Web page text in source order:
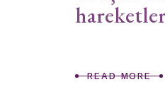
READ MORE